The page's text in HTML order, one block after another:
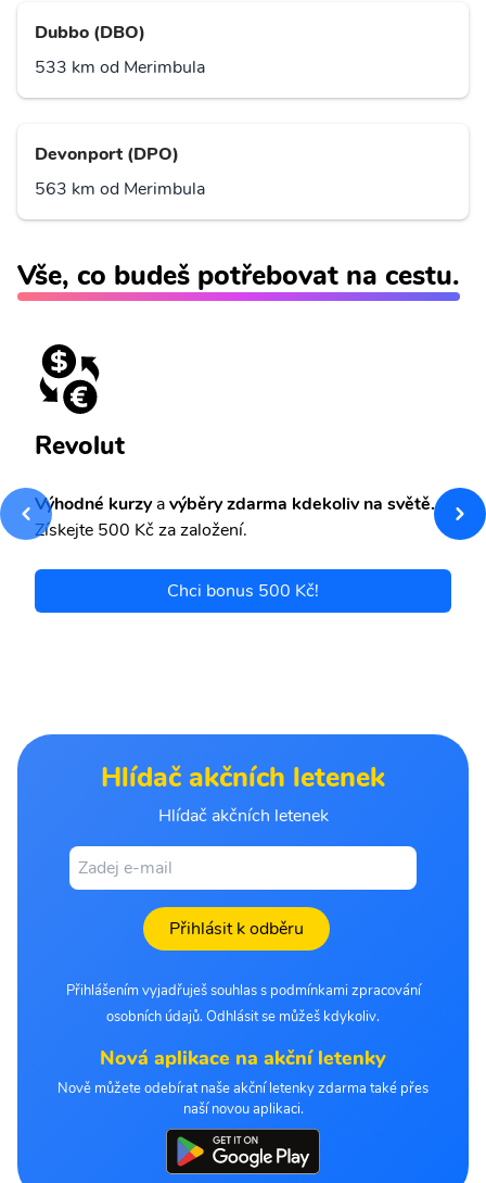
Dubbo (DBO)
533 km od Merimbula
Devonport (DPO)
563 km od Merimbula
Vše, co budeš potřebovat na cestu.
Revolut
Výhodné kurzyavýběry zdarma kdekoliv na světě.
Získejte 500 Kč za založení.
Chci bonus 500 Kč!
Hlídač akčních letenek
Hlídač akčních letenek
Přihlásit k odběru
Přihlášením vyjadřuješ souhlas s podmínkami zpracování
osobních údajů. Odhlásit se můžeš kdykoliv.
Nová aplikace na akční letenky
Nově můžete odebírat naše akční letenky zdarma také přes
naší novou aplikaci.